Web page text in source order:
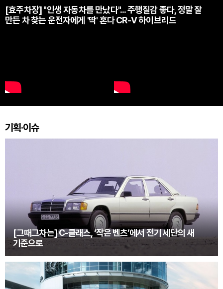
[효주차장] "인생 자동차를 만났다"... 주행질감 좋다, 정말 잘
만든 차 찾는 운전자에게 '딱' 혼다 CR-V 하이브리드
기획·이슈
[그때그차는] C-클래스, ‘작은 벤츠’에서 전기 세단의 새
기준으로